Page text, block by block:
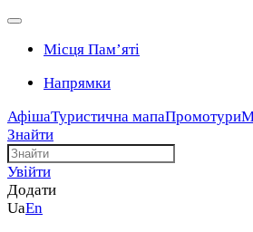
Місця Памʼяті
Напрямки
АфішаТуристична мапаПромотури
Знайти
Увійти
Додати
UaEn